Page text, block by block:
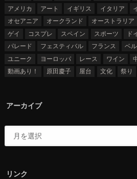
アメリカ
アート イギリス イタリア
オセアニア
オークランド オーストラリア
ゲイ
コスプレ スペイン スポーツ ド
パレード
フェスティバル フランス ベ
ユニーク
ヨーロッパ レース ワイン
動画あり！
原田慶子 屋台 文化 祭り
アーカイブ
リンク